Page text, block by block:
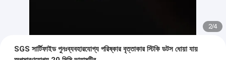
2/4
SGS সার্টিফাইড পুনঃব্যবহারযোগ্য পরিষ্কার বৃত্তাকার স্টিকি ডটস ধোয়া যায়